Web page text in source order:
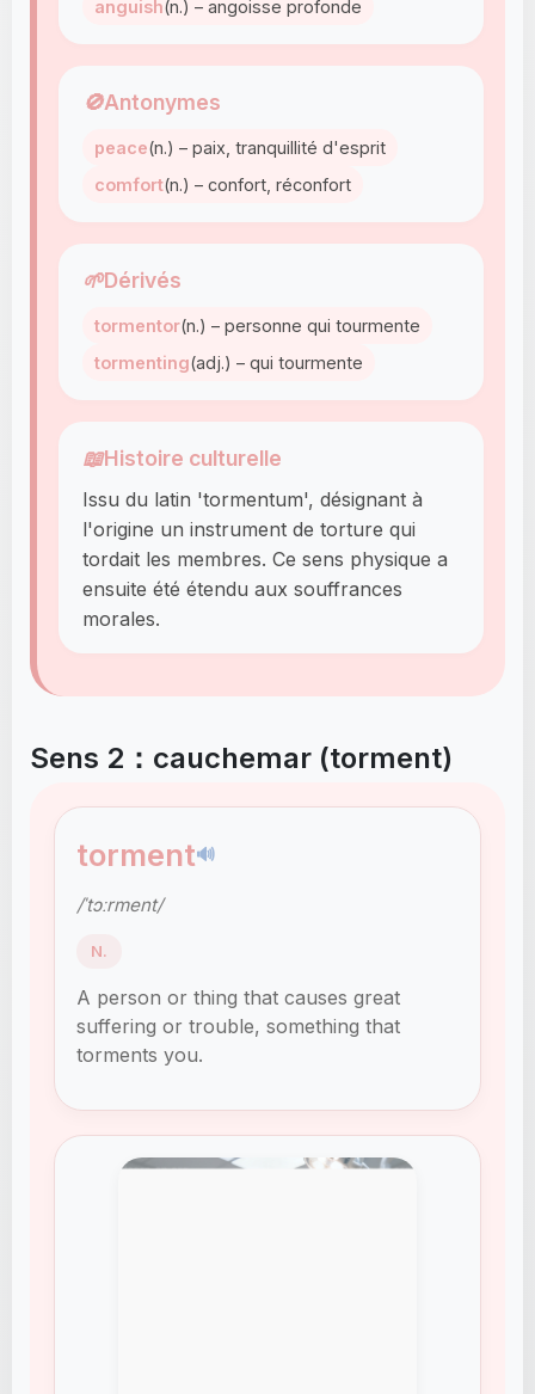
anguish(n.) – angoisse profonde
🚫Antonymes
peace(n.) – paix, tranquillité d'esprit
comfort(n.) – confort, réconfort
🌱Dérivés
tormentor(n.) – personne qui tourmente
tormenting(adj.) – qui tourmente
📖Histoire culturelle
Issu du latin 'tormentum', désignant à
l'origine un instrument de torture qui
tordait les membres. Ce sens physique a
ensuite été étendu aux souffrances
morales.
Sens 2：cauchemar (torment)
torment🔊
/ˈtɔːrment/
N.
A person or thing that causes great
suffering or trouble, something that
torments you.